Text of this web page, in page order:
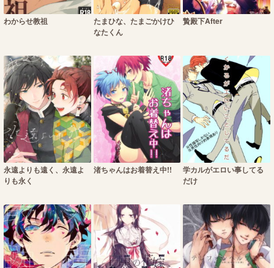
わからせ教祖
たまひな、たまごかけひ
なたくん
贄殿下After
永遠よりも遠く、永遠よ
りも永く
渚ちゃんはお着替え中!!
学カルがエロい事してる
だけ